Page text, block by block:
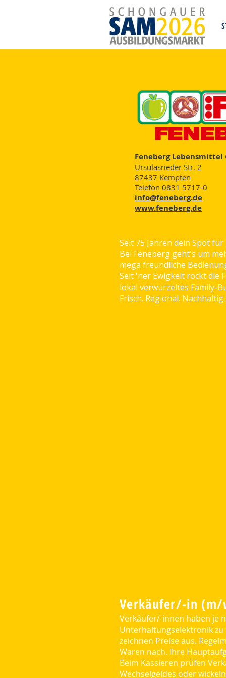
Feneberg Lebensmittel
Ursulasrieder Str. 2
87437 Kempten
Telefon 0831 5717-0
info@feneberg.de
www.feneberg.de
Seit 75 Jahren dein Spot
Bei Feneberg geht's um
mega freundliche
Seit 'ner Ewigkeit rockt die
lokal verwurzeltes Family-
Frisch. Regional. Nachhaltig.
Verkäufer/-in
Verkäufer/-innen haben je
Unterhaltungselektronik zu
zeichnen Preise aus.
Waren nach. Ihre
Beim Kassieren prüfen
Wechselgeldes oder